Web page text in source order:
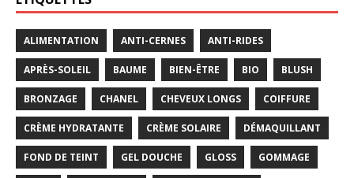
ALIMENTATION ANTI-CERNES ANTI-RIDES
APRÈS-SOLEIL BAUME BIEN-ÊTRE BIO BLUSH
BRONZAGE CHANEL CHEVEUX LONGS COIFFURE
CRÈME HYDRATANTE CRÈME SOLAIRE DÉMAQUILLANT
FOND DE TEINT GEL DOUCHE GLOSS GOMMAGE